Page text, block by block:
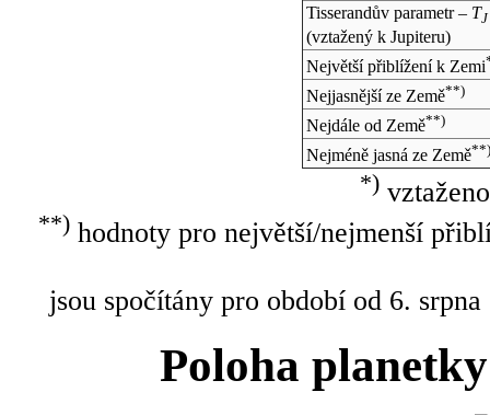
Tisserandův parametr – TJ
(vztažený k Jupiteru)
Největší přiblížení k Zemi
Nejjasnější ze Země**)
Nejdále od Země**)
Nejméně jasná ze Země**)
*)
**)hodnoty pro největší/nejmenší
jsou spočítány pro období od 6.
Poloha